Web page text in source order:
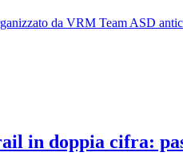
da VRM Team ASD
in doppia cifra: